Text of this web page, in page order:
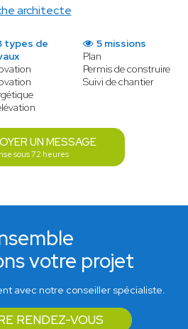
architecte
types de
5 missions
Plan
Permis de construire
Suivi de chantier
UN MESSAGE
sous 72 heures
votre projet
avec notre conseiller spécialiste.
RENDEZ-VOUS